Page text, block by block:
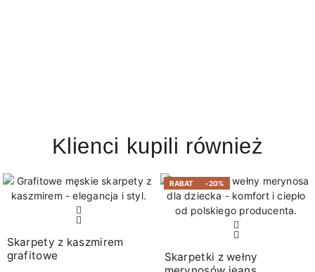
Klienci kupili również
Skarpety z kaszmirem
grafitowe
RABAT -20%
Skarpetki z wełny